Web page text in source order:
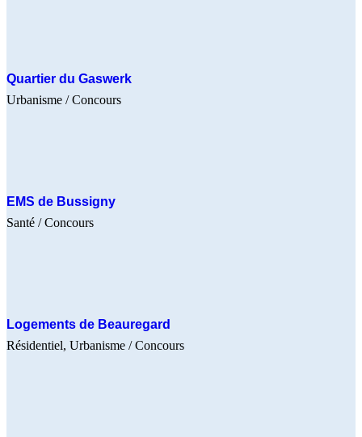
Quartier du Gaswerk
Urbanisme / Concours
EMS de Bussigny
Santé / Concours
Logements de Beauregard
Résidentiel Urbanisme / Concours